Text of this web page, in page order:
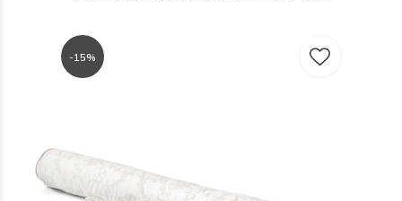
-15%